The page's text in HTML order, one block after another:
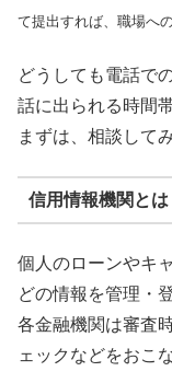
て提出すれば、職場へ
どうしても電話で
話に出られる時間
まずは、相談して
信用情報機関とは
個人のローンやキ
どの情報を管理・
各金融機関は審査
ェックなどをおこ